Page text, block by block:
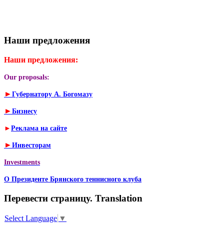
Наши предложения
Наши предложения:
Our proposals:
► Губернатору А. Богомазу
► Бизнесу
► Реклама на сайте
► Инвесторам
Investments
О Президенте Брянского теннисного клуба
Перевести страницу. Translation
Select Language ▼